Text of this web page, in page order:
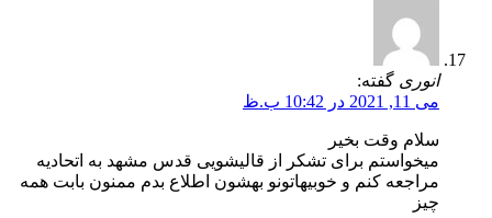
انوری گفته:
می 11, 2021 در 10:42 ب.ظ
سلام وقت بخیر
میخواستم برای تشکر از قالیشویی قدس مشهد به اتحادیه
مراجعه کنم و خوبیهاتونو بهشون اطلاع بدم ممنون بابت همه
چیز